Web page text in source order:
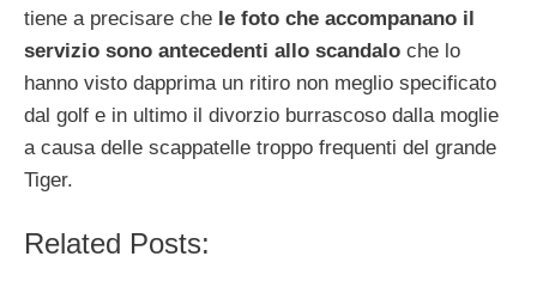
tiene a precisare che le foto che accompanano il
servizio sono antecedenti allo scandalo che lo
hanno visto dapprima un ritiro non meglio specificato
dal golf e in ultimo il divorzio burrascoso dalla moglie
a causa delle scappatelle troppo frequenti del grande
Tiger.
Related Posts: